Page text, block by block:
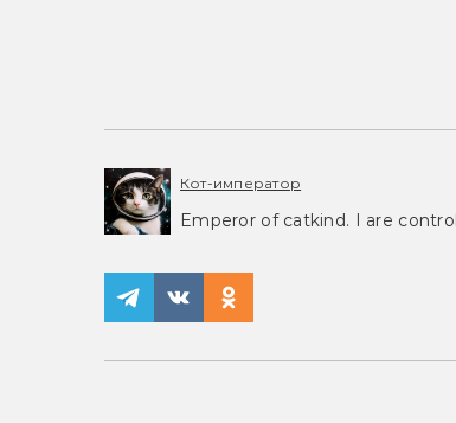
Кот-император
Emperor of catkind. I are